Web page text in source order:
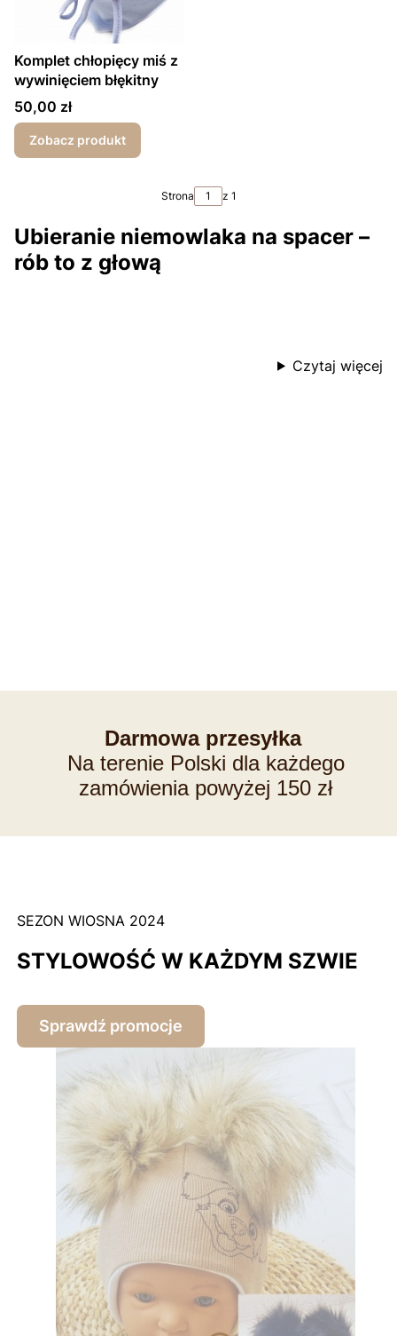
Komplet chłopięcy miś z
wywinięciem błękitny
Cena
50,00 zł
Zobacz produkt
Strona z 1
Ubieranie niemowlaka na spacer –
rób to z głową
Czytaj więcej
Darmowa przesyłka
Na terenie Polski dla każdego
zamówienia powyżej 150 zł
SEZON WIOSNA 2024
STYLOWOŚĆ W KAŻDYM SZWIE
Sprawdź promocje